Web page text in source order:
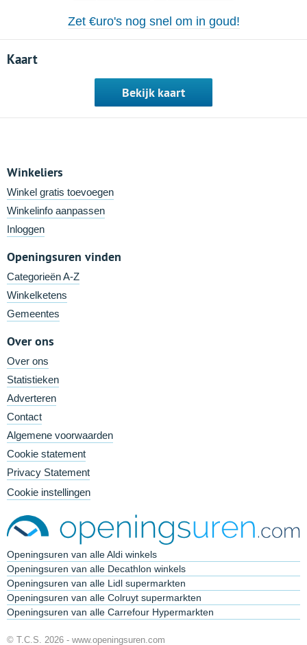
Zet €uro's nog snel om in goud!
Kaart
Bekijk kaart
Winkeliers
Winkel gratis toevoegen
Winkelinfo aanpassen
Inloggen
Openingsuren vinden
Categorieën A-Z
Winkelketens
Gemeentes
Over ons
Over ons
Statistieken
Adverteren
Contact
Algemene voorwaarden
Cookie statement
Privacy Statement
Cookie instellingen
Openingsuren van alle Aldi winkels
Openingsuren van alle Decathlon winkels
Openingsuren van alle Lidl supermarkten
Openingsuren van alle Colruyt supermarkten
Openingsuren van alle Carrefour Hypermarkten
© T.C.S. 2026 - www.openingsuren.com